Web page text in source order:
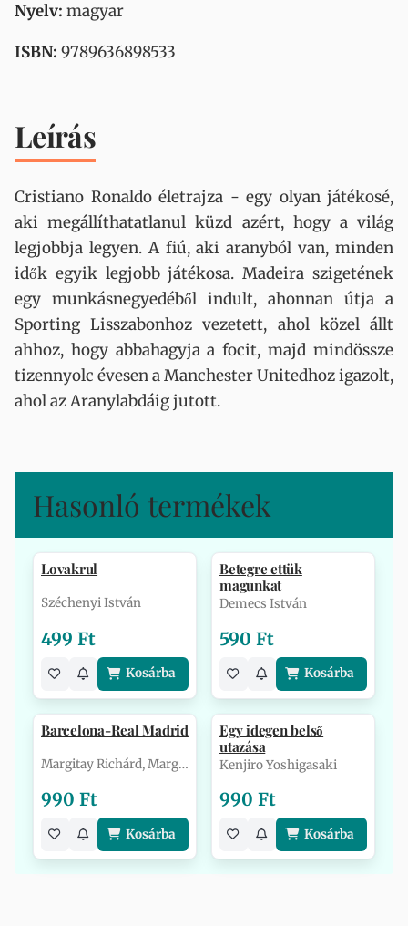
Nyelv: magyar
ISBN: 9789636898533
Leírás
Cristiano Ronaldo életrajza - egy olyan játékosé,
aki megállíthatatlanul küzd azért, hogy a világ
legjobbja legyen. A fiú, aki aranyból van, minden
idők egyik legjobb játékosa. Madeira szigetének
egy munkásnegyedéből indult, ahonnan útja a
Sporting Lisszabonhoz vezetett, ahol közel állt
ahhoz, hogy abbahagyja a focit, majd mindössze
tizennyolc évesen a Manchester Unitedhoz igazolt,
ahol az Aranylabdáig jutott.
Hasonló termékek
Lovakrul
Széchenyi István
499 Ft
Kosárba
Betegre ettük
magunkat
Demecs István
590 Ft
Kosárba
Barcelona-Real Madrid
Margitay Richárd, Margitay Zsolt
990 Ft
Kosárba
Egy idegen belső
utazása
Kenjiro Yoshigasaki
990 Ft
Kosárba